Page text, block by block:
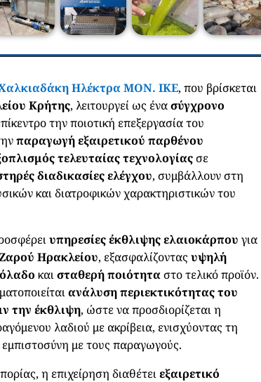
Ηλέκτρα ΜΟΝ. ΙΚΕ, που βρίσκεται
Κρήτης, λειτουργεί ως ένασύγχρονο
την ποιοτική επεξεργασία του
παραγωγή εξαιρετικού παρθένου
τελευταίας τεχνολογίαςσε
διαδικασίες ελέγχου, συμβάλλουν στη
και διατροφικών χαρακτηριστικών του
υπηρεσίες έκθλιψης ελαιοκάρπου για
Ηρακλείου, εξασφαλίζονταςυψηλή
καισταθερή ποιότηταστο τελικό προϊόν.
ανάλυση περιεκτικότητας του
την έκθλιψη, ώστε να προσδιορίζεται η
λαδιού με ακρίβεια, ενισχύοντας τη
εμπιστοσύνη με τους παραγωγούς.
η επιχείρηση διαθέτειεξαιρετικό